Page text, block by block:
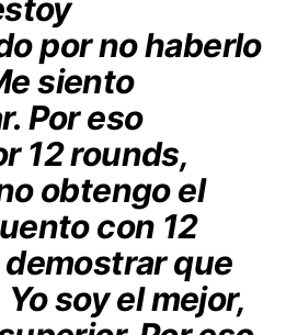
por no haberlo
siento
Por eso
12 rounds,
obtengo el
con 12
que
soy el mejor,